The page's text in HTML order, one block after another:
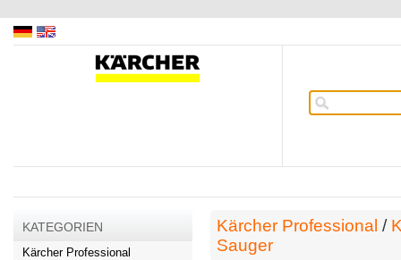
KATEGORIEN
Kärcher Professional
Kärcher Professional /
Sauger